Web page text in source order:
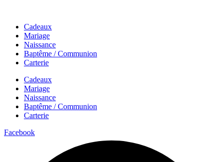
Cadeaux
Mariage
Naissance
Baptême / Communion
Carterie
Cadeaux
Mariage
Naissance
Baptême / Communion
Carterie
Facebook